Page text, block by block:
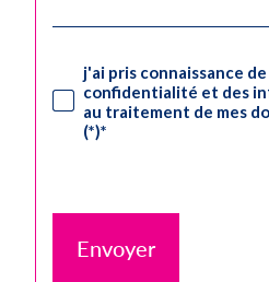
j'ai pris connaissance
confidentialité et des
au traitement de mes
(*)*
Envoyer